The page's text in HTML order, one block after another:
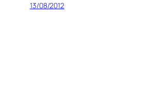
13/08/2012